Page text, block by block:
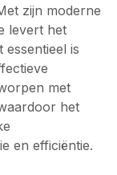
zijn moderne
levert het
is
met
het
en efficiëntie.​